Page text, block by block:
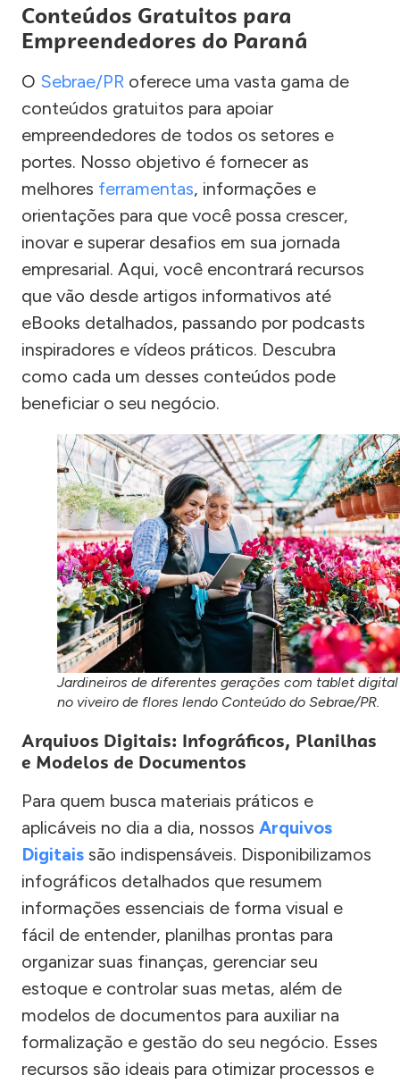
Conteúdos Gratuitos para
Empreendedores do Paraná
O Sebrae/PR oferece uma vasta gama de
conteúdos gratuitos para apoiar
empreendedores de todos os setores e
portes. Nosso objetivo é fornecer as
melhores ferramentas, informações e
orientações para que você possa crescer,
inovar e superar desafios em sua jornada
empresarial. Aqui, você encontrará recursos
que vão desde artigos informativos até
eBooks detalhados, passando por podcasts
inspiradores e vídeos práticos. Descubra
como cada um desses conteúdos pode
beneficiar o seu negócio.
Jardineiros de diferentes gerações com tablet digital
no viveiro de flores lendo Conteúdo do Sebrae/PR.
Arquivos Digitais: Infográficos, Planilhas
e Modelos de Documentos
Para quem busca materiais práticos e
aplicáveis no dia a dia, nossos Arquivos
Digitais são indispensáveis. Disponibilizamos
infográficos detalhados que resumem
informações essenciais de forma visual e
fácil de entender, planilhas prontas para
organizar suas finanças, gerenciar seu
estoque e controlar suas metas, além de
modelos de documentos para auxiliar na
formalização e gestão do seu negócio. Esses
recursos são ideais para otimizar processos e